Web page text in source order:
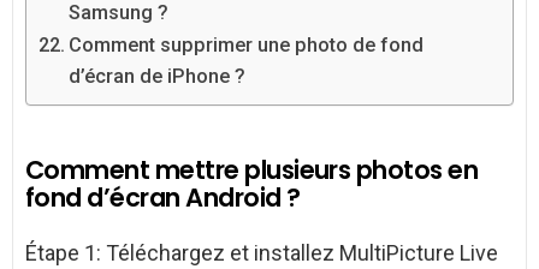
Samsung ?
Comment supprimer une photo de fond
d’écran de iPhone ?
Comment mettre plusieurs photos en
fond d’écran Android ?
Étape 1: Téléchargez et installez MultiPicture Live